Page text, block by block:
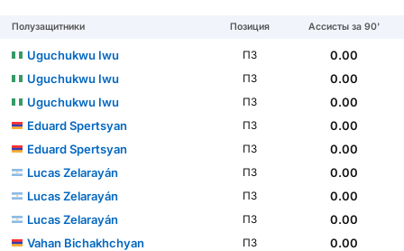
Полузащитники Позиция Ассисты за 90'
Uguchukwu Iwu ПЗ
0.00
Uguchukwu Iwu
ПЗ
0.00
Uguchukwu Iwu
ПЗ
0.00
Eduard Spertsyan
ПЗ
0.00
Eduard Spertsyan
ПЗ
0.00
Lucas Zelarayán
ПЗ
0.00
Lucas Zelarayán
ПЗ
0.00
Lucas Zelarayán
ПЗ
0.00
Vahan Bichakhchyan
ПЗ
0.00